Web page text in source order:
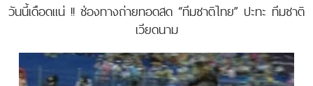
วันนี้เดือดแน่ !! ช่องทางถ่ายทอดสด “ทีมชาติไทย” ปะทะ ทีมชาติ
เวียดนาม